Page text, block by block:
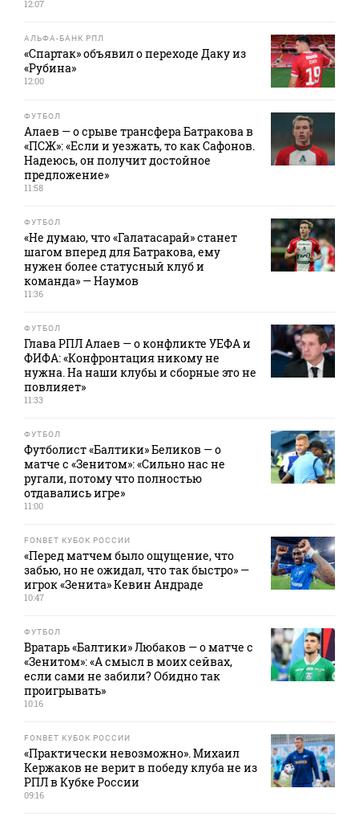
12:07
АЛЬФА-БАНК РПЛ
«Спартак» объявил о переходе Даку из
«Рубина»
12:00
ФУТБОЛ
Алаев — о срыве трансфера Батракова в
«ПСЖ»: «Если и уезжать, то как Сафонов.
Надеюсь, он получит достойное
предложение»
11:58
ФУТБОЛ
«Не думаю, что «Галатасарай» станет
шагом вперед для Батракова, ему
нужен более статусный клуб и
команда» — Наумов
11:36
ФУТБОЛ
Глава РПЛ Алаев — о конфликте УЕФА и
ФИФА: «Конфронтация никому не
нужна. На наши клубы и сборные это не
повлияет»
11:33
ФУТБОЛ
Футболист «Балтики» Беликов — о
матче с «Зенитом»: «Сильно нас не
ругали, потому что полностью
отдавались игре»
11:00
FONBET КУБОК РОССИИ
«Перед матчем было ощущение, что
забью, но не ожидал, что так быстро» —
игрок «Зенита» Кевин Андраде
10:47
ФУТБОЛ
Вратарь «Балтики» Любаков — о матче с
«Зенитом»: «А смысл в моих сейвах,
если сами не забили? Обидно так
проигрывать»
10:16
FONBET КУБОК РОССИИ
«Практически невозможно». Михаил
Кержаков не верит в победу клуба не из
РПЛ в Кубке России
09:16